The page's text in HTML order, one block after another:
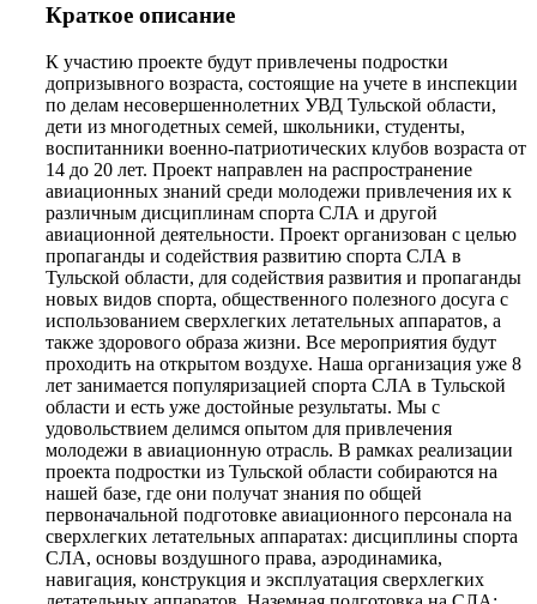
Краткое описание
К участию проекте будут привлечены подростки
допризывного возраста, состоящие на учете в инспекции
по делам несовершеннолетних УВД Тульской области,
дети из многодетных семей, школьники, студенты,
воспитанники военно-патриотических клубов возраста от
14 до 20 лет. Проект направлен на распространение
авиационных знаний среди молодежи привлечения их к
различным дисциплинам спорта СЛА и другой
авиационной деятельности. Проект организован с целью
пропаганды и содействия развитию спорта СЛА в
Тульской области, для содействия развития и пропаганды
новых видов спорта, общественного полезного досуга с
использованием сверхлегких летательных аппаратов, а
также здорового образа жизни. Все мероприятия будут
проходить на открытом воздухе. Наша организация уже 8
лет занимается популяризацией спорта СЛА в Тульской
области и есть уже достойные результаты. Мы с
удовольствием делимся опытом для привлечения
молодежи в авиационную отрасль. В рамках реализации
проекта подростки из Тульской области собираются на
нашей базе, где они получат знания по общей
первоначальной подготовке авиационного персонала на
сверхлегких летательных аппаратах: дисциплины спорта
СЛА, основы воздушного права, аэродинамика,
навигация, конструкция и эксплуатация сверхлегких